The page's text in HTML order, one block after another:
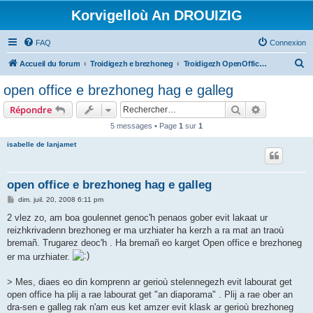
Korvigelloù An DROUIZIG
FAQ Connexion
Accueil du forum Troidigezh e brezhoneg Troidigezh OpenOffice.org e brezhoneg (1.1.x, 2.x ha 3.x)
open office e brezhoneg hag e galleg
Répondre Rechercher
5 messages • Page 1 sur 1
isabelle de lanjamet
open office e brezhoneg hag e galleg
M
s
a
g
dim. juil. 20, 2008 6:11 pm
2 vlez zo, am boa goulennet genoc'h penaos gober evit lakaat ur
reizhkrivadenn brezhoneg er ma urzhiater ha kerzh a ra mat an traoù
bremañ. Trugarez deoc'h . Ha bremañ eo karget Open office e brezhoneg
er ma urzhiater.
> Mes, diaes eo din komprenn ar gerioù stelennegezh evit labourat get
open office ha plij a rae labourat get "an diaporama" . Plij a rae ober an
dra-sen e galleg rak n'am eus ket amzer evit klask ar gerioù brezhoneg